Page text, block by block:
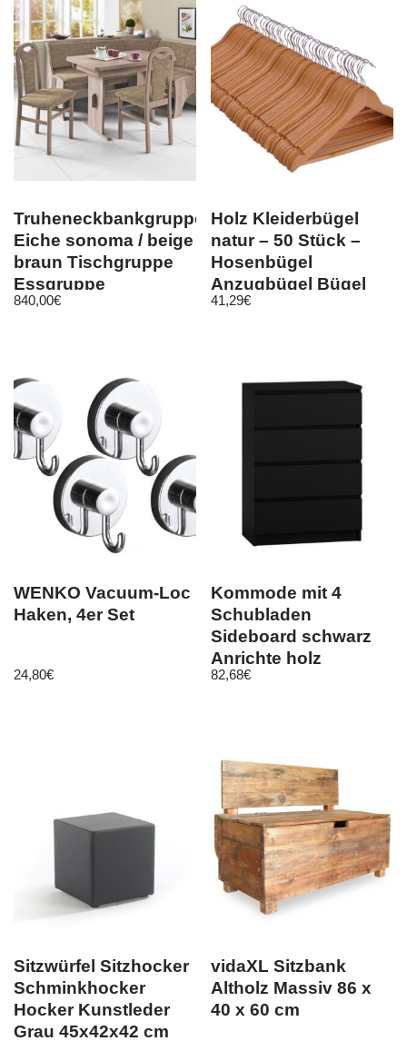
Truheneckbankgruppe
Eiche sonoma / beige
braun Tischgruppe
Essgruppe
Wangentisch
840,00€
Holz Kleiderbügel
natur – 50 Stück –
Hosenbügel
Anzugbügel Bügel
Holzbügel
41,29€
WENKO Vacuum-Loc
Haken, 4er Set
24,80€
Kommode mit 4
Schubladen
Sideboard schwarz
Anrichte holz
82,68€
Sitzwürfel Sitzhocker
Schminkhocker
Hocker Kunstleder
Grau 45x42x42 cm
vidaXL Sitzbank
Altholz Massiv 86 x
40 x 60 cm